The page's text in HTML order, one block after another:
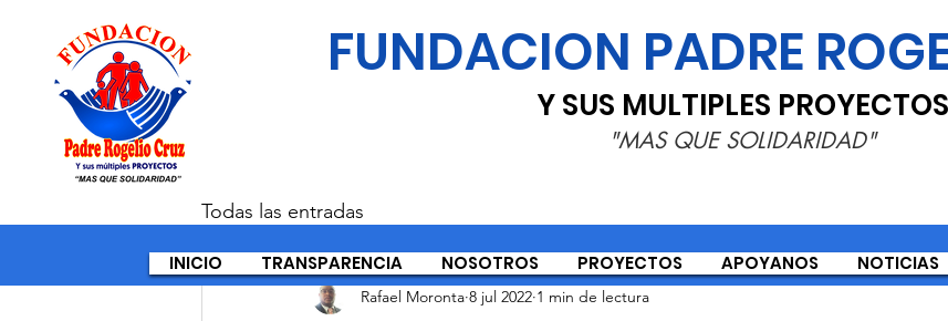
Todas las entradas
Rafael Moronta 8 jul 2022 1 min de lectura
FUNDACION PADRE
Y SUS MULTIPLES PROYECTOS
"MAS QUE SOLIDARIDAD"
INICIO TRANSPARENCIA NOSOTROS PROYECTOS APOYANOS NOTICIAS